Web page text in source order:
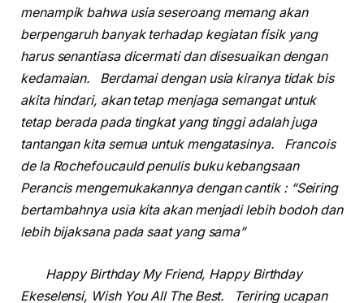
menampik bahwa usia seseroang memang akan
berpengaruh banyak terhadap kegiatan fisik yang
harus senantiasa dicermati dan disesuaikan dengan
kedamaian. Berdamai dengan usia kiranya tidak bis
akita hindari, akan tetap menjaga semangat untuk
tetap berada pada tingkat yang tinggi adalah juga
tantangan kita semua untuk mengatasinya. Francois
de la Rochefoucauld penulis buku kebangsaan
Perancis mengemukakannya dengan cantik : “Seiring
bertambahnya usia kita akan menjadi lebih bodoh dan
lebih bijaksana pada saat yang sama”
Happy Birthday My Friend, Happy Birthday
Ekeselensi, Wish You All The Best. Teriring ucapan